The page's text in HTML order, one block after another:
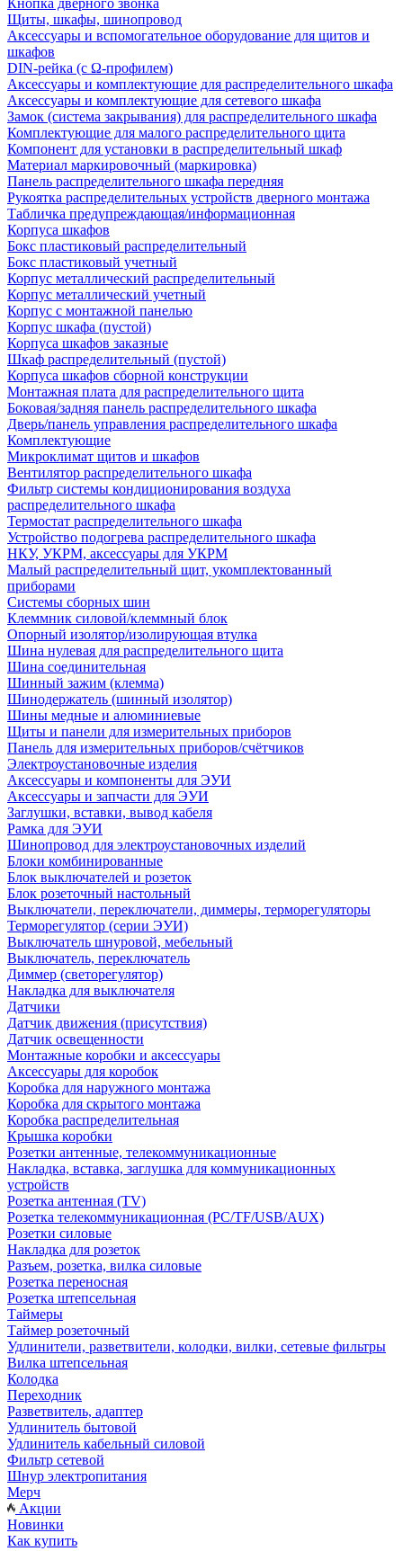
Кнопка дверного звонка
Щиты, шкафы, шинопровод
Аксессуары и вспомогательное оборудование для щитов и
шкафов
DIN-рейка (с Ω-профилем)
Аксессуары и комплектующие для распределительного шкафа
Аксессуары и комплектующие для сетевого шкафа
Замок (система закрывания) для распределительного шкафа
Комплектующие для малого распределительного щита
Компонент для установки в распределительный шкаф
Материал маркировочный (маркировка)
Панель распределительного шкафа передняя
Рукоятка распределительных устройств дверного монтажа
Табличка предупреждающая/информационная
Корпуса шкафов
Бокс пластиковый распределительный
Бокс пластиковый учетный
Корпус металлический распределительный
Корпус металлический учетный
Корпус с монтажной панелью
Корпус шкафа (пустой)
Корпуса шкафов заказные
Шкаф распределительный (пустой)
Корпуса шкафов сборной конструкции
Монтажная плата для распределительного щита
Боковая/задняя панель распределительного шкафа
Дверь/панель управления распределительного шкафа
Комплектующие
Микроклимат щитов и шкафов
Вентилятор распределительного шкафа
Фильтр системы кондиционирования воздуха
распределительного шкафа
Термостат распределительного шкафа
Устройство подогрева распределительного шкафа
НКУ, УКРМ, аксессуары для УКРМ
Малый распределительный щит, укомплектованный
приборами
Системы сборных шин
Клеммник силовой/клеммный блок
Опорный изолятор/изолирующая втулка
Шина нулевая для распределительного щита
Шина соединительная
Шинный зажим (клемма)
Шинодержатель (шинный изолятор)
Шины медные и алюминиевые
Щиты и панели для измерительных приборов
Панель для измерительных приборов/счётчиков
Электроустановочные изделия
Аксессуары и компоненты для ЭУИ
Аксессуары и запчасти для ЭУИ
Заглушки, вставки, вывод кабеля
Рамка для ЭУИ
Шинопровод для электроустановочных изделий
Блоки комбинированные
Блок выключателей и розеток
Блок розеточный настольный
Выключатели, переключатели, диммеры, терморегуляторы
Терморегулятор (серии ЭУИ)
Выключатель шнуровой, мебельный
Выключатель, переключатель
Диммер (светорегулятор)
Накладка для выключателя
Датчики
Датчик движения (присутствия)
Датчик освещенности
Монтажные коробки и аксессуары
Аксессуары для коробок
Коробка для наружного монтажа
Коробка для скрытого монтажа
Коробка распределительная
Крышка коробки
Розетки антенные, телекоммуникационные
Накладка, вставка, заглушка для коммуникационных
устройств
Розетка антенная (TV)
Розетка телекоммуникационная (PC/TF/USB/AUX)
Розетки силовые
Накладка для розеток
Разъем, розетка, вилка силовые
Розетка переносная
Розетка штепсельная
Таймеры
Таймер розеточный
Удлинители, разветвители, колодки, вилки, сетевые фильтры
Вилка штепсельная
Колодка
Переходник
Разветвитель, адаптер
Удлинитель бытовой
Удлинитель кабельный силовой
Фильтр сетевой
Шнур электропитания
Мерч
Акции
Новинки
Как купить